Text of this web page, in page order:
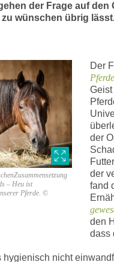
der Frage auf
wünschen übrig
– Heu ist
Pferde. ©
Der
der
der
fand
den
dass
nicht